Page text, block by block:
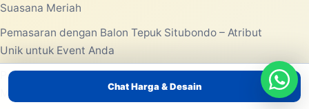
Chat Harga & Desain
Suasana Meriah
Pemasaran dengan Balon Tepuk Situbondo – Atribut
Unik untuk Event Anda
Pemasaran dengan Balon Tepuk Sidoarjo – Gimmick
Massal untuk Event Anda